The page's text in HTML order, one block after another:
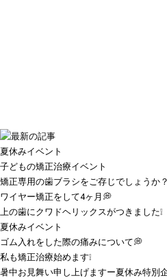
夏休みイベント
子どもの矯正治療イベント
矯正専用の歯ブラシをご存じでしょうか？
ワイヤー矯正をして4ヶ月💭
上の歯にクワドヘリックスがつきました❕
夏休みイベント
ゴム入れをした際の痛みについて💭
私も矯正治療始めます❕
暑中お見舞い申し上げますー夏休み特別